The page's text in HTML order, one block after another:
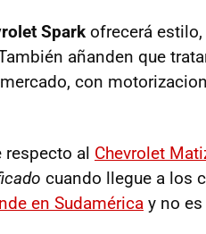
Spark ofrecerá
añanden que
con
respecto al Chevrolet
cuando llegue a los
en Sudamérica y no